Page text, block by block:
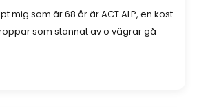
mig som är 68 år är ACT ALP, en kost
som stannat av o vägrar gå